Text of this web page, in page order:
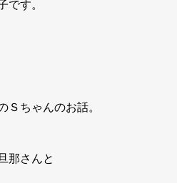
です。
Ｓちゃんのお話。
那さんと